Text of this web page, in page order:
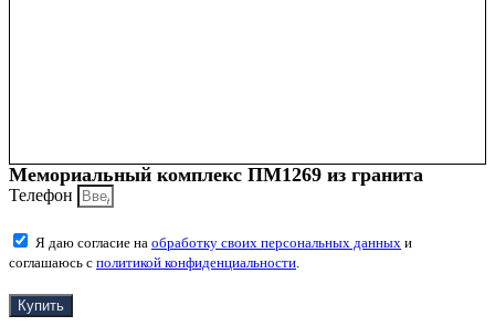
Мемориальный комплекс ПМ1269 из гранита
Телефон
Я даю согласие на обработку своих персональных данных и
соглашаюсь с политикой конфиденциальности.
Купить